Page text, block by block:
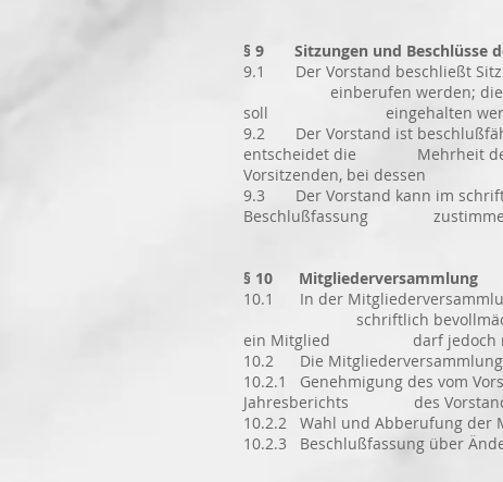
§ 9 Sitzungen und Beschlüsse
9.1 Der Vorstand beschließt
einberufen werden; die
soll eingehalten
9.2 Der Vorstand ist
entscheidet die Mehrheit der
Vorsitzenden, bei dessen
9.3 Der Vorstand kann im
Beschlußfassung
§ 10 Mitgliederversammlung
10.1 In der
schriftlich bevollmächtigt
ein Mitglied darf jedoch nicht
10.2 Die Mitgliederversammlung
10.2.1 Genehmigung des vom
Jahresberichts des Vorstands;
10.2.2 Wahl und Abberufung der
10.2.3 Beschlußfassung über